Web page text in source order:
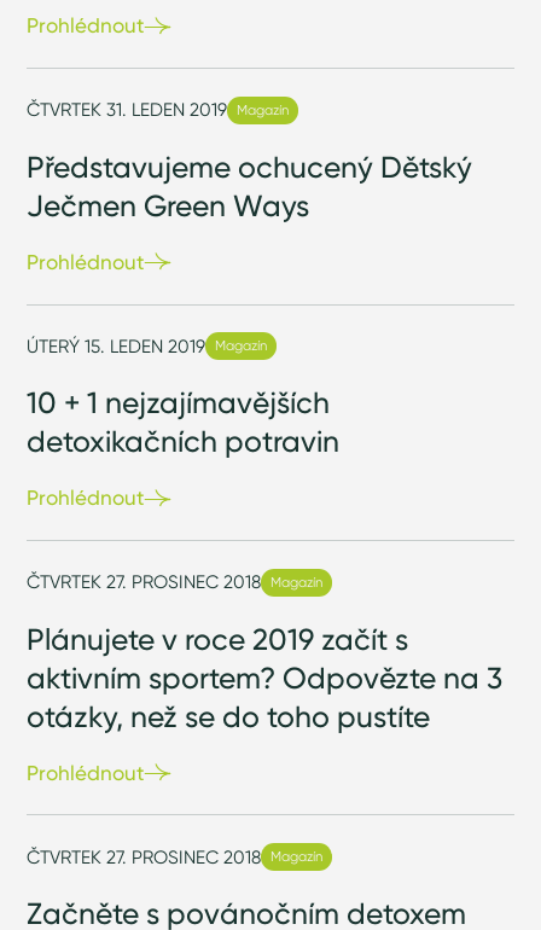
Prohlédnout
ČTVRTEK 31. LEDEN 2019 Magazín
Představujeme ochucený Dětský
Ječmen Green Ways
Prohlédnout
ÚTERÝ 15. LEDEN 2019 Magazín
10 + 1 nejzajímavějších
detoxikačních potravin
Prohlédnout
ČTVRTEK 27. PROSINEC 2018 Magazín
Plánujete v roce 2019 začít s
aktivním sportem? Odpovězte na 3
otázky, než se do toho pustíte
Prohlédnout
ČTVRTEK 27. PROSINEC 2018 Magazín
Začněte s povánočním detoxem